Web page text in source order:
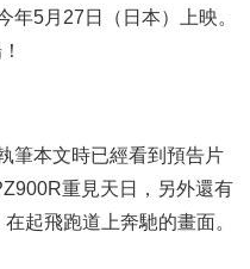
年5月27日（日本）上映。
筆本文時已經看到預告片
重見天日，另外還有
起飛跑道上奔馳的畫面。